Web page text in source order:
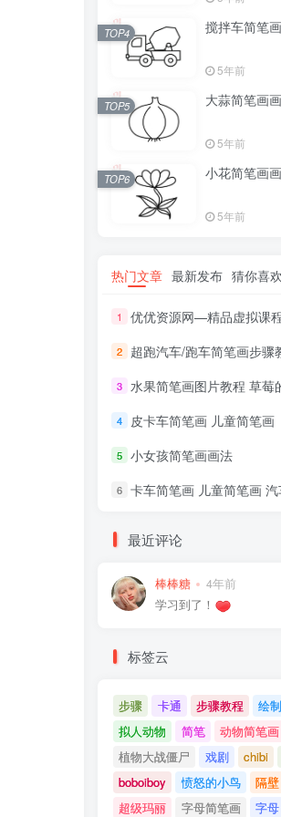
搅拌车简笔
5年前
TOP4
大蒜简笔画
5年前
TOP5
小花简笔画
5年前
TOP6
热门文章 最新发布 猜你喜欢
1 优优资源网—精品虚拟课
2 超跑汽车/跑车简笔画步骤
3 水果简笔画图片教程 草莓
4 皮卡车简笔画 儿童简笔画
5 小女孩简笔画画法
6 卡车简笔画 儿童简笔画
最近评论
棒棒糖 4年前
学习到了！
标签云
步骤 卡通 步骤教程 绘制
拟人动物
简笔
动物简笔画
植物大战僵尸
戏剧 chibi
boboiboy
愤怒的小鸟 隔壁
超级玛丽
字母简笔画 字母